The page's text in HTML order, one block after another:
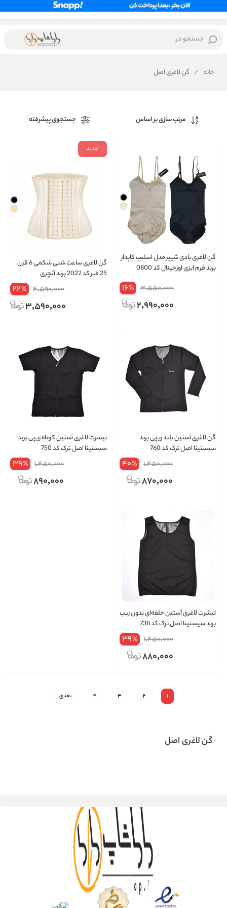
جستجو در
خانه / گن لاغری اصل
مرتب سازی بر اساس جستجوی پیشرفته
گن لاغری بادی شیپر مدل اسلیپ کاپدار
برند فرم‌ ایزی اورجینال کد 0800
3,550,000
16%
2,990,000
جدید
گن لاغری ساعت شنی شکمی 6 قزن
25 فنر کد 2022 برند آنچری
4,590,000
22%
3,590,000
گن لاغری آستین بلند زیپی برند
سیستینا اصل ترک کد 760
1,450,000
40%
870,000
تیشرت لاغری آستین کوتاه زیپی برند
سیستینا اصل ترک کد 750
1,450,000
39%
890,000
تیشرت لاغری آستین حلقه‌ای بدون زیپ
برند سیستینا اصل ترک کد 738
1,450,000
39%
880,000
1
2
3
4 بعدی
گن لاغری اصل